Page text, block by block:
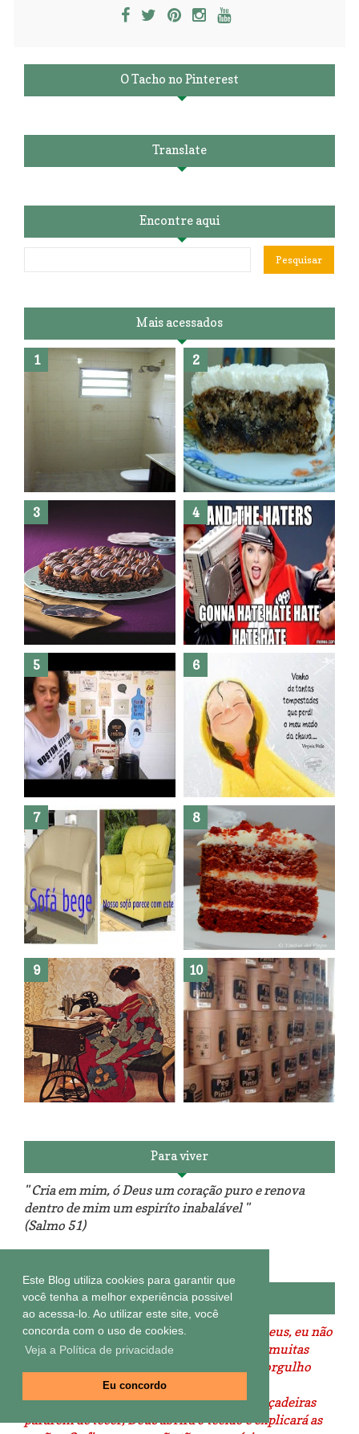
Este Blog utiliza cookies para garantir que
você tenha a melhor experiência possivel
ao acessa-lo. Ao utilizar este site, você
concorda com o uso de cookies.
Veja a Política de privacidade
Eu concordo
O Tacho no Pinterest
Translate
Encontre aqui
Mais acessados
Banheiro novo por menos de
R$300,00 ?? E sem quebra
quebra ??( Editado)
Posso congelar bolo ??
Dez bolos pra fazer antes de
morrer !
Haters, como surgiram?
O medo que habita em nós.
Reforma do sofá, agora é em
patchwork!
The Red Velvet !!! O Perfeito
Para viver
" Cria em mim, ó Deus um coração puro e renova
dentro de mim um espiríto inabalável "
(Salmo 51)
Minha vida...
" ... é apenas uma tela entre mim e o meu Deus, eu não
escolho as cores, ELE trabalha sem cessar, muitas
vezes ELE tece tristezas e eu em meu tolo orgulho
esqueço que Ele vê o direito e eu o avesso.
Só quando estiver silencioso o tear e as lançadeiras
pararem de tecer, Deus abrirá o tecido e explicará as